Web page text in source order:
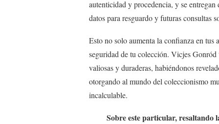
autenticidad y procedencia, y se
datos para resguardo y futuras consultas
Esto no solo aumenta la confianza en
seguridad de tu colección. Vicjes
valiosas y duraderas, habiéndonos
otorgando al mundo del coleccionismo
incalculable.
Sobre este particular, resaltando la